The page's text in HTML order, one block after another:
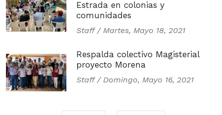
Estrada en colonias y
comunidades
Staff / Martes, Mayo 18, 2021
Respalda colectivo Magisterial
proyecto Morena
Staff / Domingo, Mayo 16, 2021